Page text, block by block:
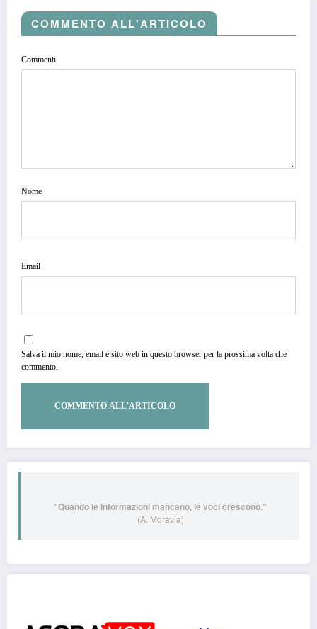
COMMENTO ALL'ARTICOLO
Commenti
Nome
Email
Salva il mio nome, email e sito web in questo browser per la prossima volta che
commento.
“Quando le informazioni mancano, le voci crescono.”
(A. Moravia)